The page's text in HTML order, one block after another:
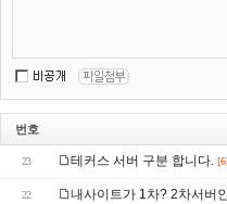
번호
23 테커스 서버 구분 합니다.
22 내사이트가 1차? 2차서버